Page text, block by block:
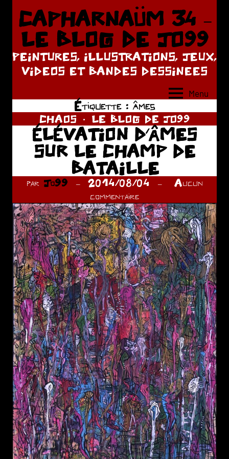
Aller
contenu
CAPHARNAÜM 34 –
LE BLOG DE JO99
PEINTURES, ILLUSTRATIONS, JEUX,
VIDEOS ET BANDES DESSINEES
Menu
Étiquette : âmes
CHAOS LE BLOG DE JO99
ÉLÉVATION D’ÂMES
SUR LE CHAMP DE
BATAILLE
par Jo99 2014/08/04
Aucun
commentaire